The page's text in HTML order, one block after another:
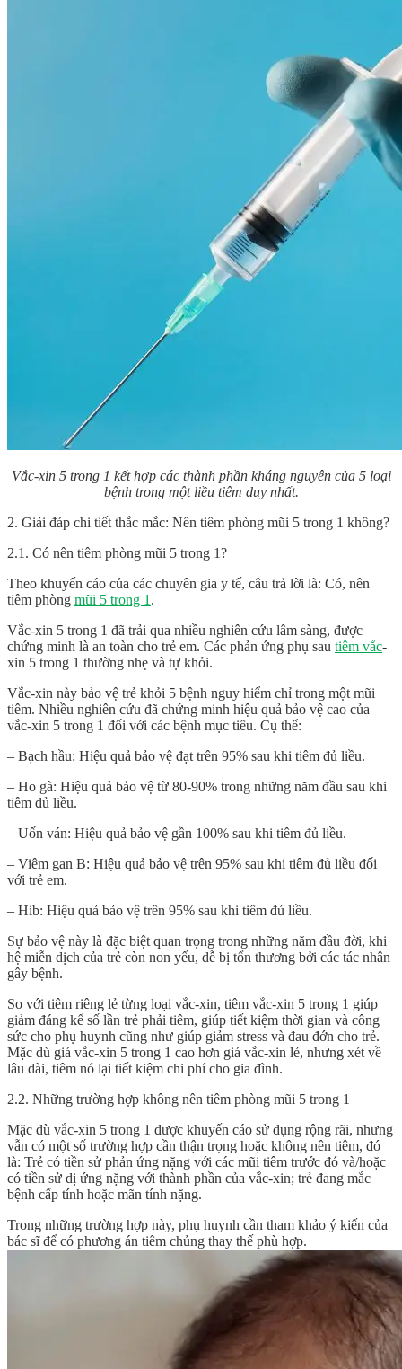
Vắc-xin 5 trong 1 kết hợp các thành phần kháng nguyên của 5 loại
bệnh trong một liều tiêm duy nhất.
2. Giải đáp chi tiết thắc mắc: Nên tiêm phòng mũi 5 trong 1 không?
2.1. Có nên tiêm phòng mũi 5 trong 1?
Theo khuyến cáo của các chuyên gia y tế, câu trả lời là: Có, nên
tiêm phòng mũi 5 trong 1 .
Vắc-xin 5 trong 1 đã trải qua nhiều nghiên cứu lâm sàng, được
chứng minh là an toàn cho trẻ em. Các phản ứng phụ sau tiêm vắc-
xin 5 trong 1 thường nhẹ và tự khỏi.
Vắc-xin này bảo vệ trẻ khỏi 5 bệnh nguy hiểm chỉ trong một mũi
tiêm. Nhiều nghiên cứu đã chứng minh hiệu quả bảo vệ cao của
vắc-xin 5 trong 1 đối với các bệnh mục tiêu. Cụ thể:
– Bạch hầu: Hiệu quả bảo vệ đạt trên 95% sau khi tiêm đủ liều.
– Ho gà: Hiệu quả bảo vệ từ 80-90% trong những năm đầu sau khi
tiêm đủ liều.
– Uốn ván: Hiệu quả bảo vệ gần 100% sau khi tiêm đủ liều.
– Viêm gan B: Hiệu quả bảo vệ trên 95% sau khi tiêm đủ liều đối
với trẻ em.
– Hib: Hiệu quả bảo vệ trên 95% sau khi tiêm đủ liều.
Sự bảo vệ này là đặc biệt quan trọng trong những năm đầu đời, khi
hệ miễn dịch của trẻ còn non yếu, dễ bị tổn thương bởi các tác nhân
gây bệnh.
So với tiêm riêng lẻ từng loại vắc-xin, tiêm vắc-xin 5 trong 1 giúp
giảm đáng kể số lần trẻ phải tiêm, giúp tiết kiệm thời gian và công
sức cho phụ huynh cũng như giúp giảm stress và đau đớn cho trẻ.
Mặc dù giá vắc-xin 5 trong 1 cao hơn giá vắc-xin lẻ, nhưng xét về
lâu dài, tiêm nó lại tiết kiệm chi phí cho gia đình.
2.2. Những trường hợp không nên tiêm phòng mũi 5 trong 1
Mặc dù vắc-xin 5 trong 1 được khuyến cáo sử dụng rộng rãi, nhưng
vẫn có một số trường hợp cần thận trọng hoặc không nên tiêm, đó
là: Trẻ có tiền sử phản ứng nặng với các mũi tiêm trước đó và/hoặc
có tiền sử dị ứng nặng với thành phần của vắc-xin; trẻ đang mắc
bệnh cấp tính hoặc mãn tính nặng.
Trong những trường hợp này, phụ huynh cần tham khảo ý kiến của
bác sĩ để có phương án tiêm chủng thay thế phù hợp.